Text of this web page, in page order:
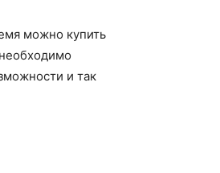
можно купить
и так